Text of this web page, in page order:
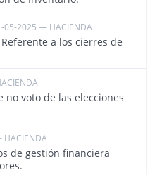
05-2025 — HACIENDA
a los cierres de
no voto de las elecciones
de gestión financiera